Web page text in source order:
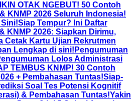
OTAK NGEBUT! 50 Contoh
KNMP 2026 Seluruh Indonesia!
Siap Tempur? Ini Daftar
KNMP 2026: Siapkan Dirimu,
Cetak Kartu Ujian Rekrutmen
Lengkap di sini! Pengumuman
Lolos Administrasi
TEMBUS KNMP! 30 Contoh
+ Pembahasan Tuntas!Siap-
Soal Tes Potensi Kognitif
& Pembahasan Tuntas!Yakin